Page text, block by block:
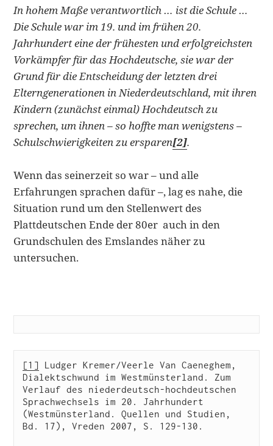
In hohem Maße verantwortlich … ist die Schule …
Die Schule war im 19. und im frühen 20.
Jahrhundert eine der frühesten und erfolgreichsten
Vorkämpfer für das Hochdeutsche, sie war der
Grund für die Entscheidung der letzten drei
Elterngenerationen in Niederdeutschland, mit ihren
Kindern (zunächst einmal) Hochdeutsch zu
sprechen, um ihnen – so hoffte man wenigstens –
Schulschwierigkeiten zu ersparen[2].
Wenn das seinerzeit so war – und alle
Erfahrungen sprachen dafür –, lag es nahe, die
Situation rund um den Stellenwert des
Plattdeutschen Ende der 80er auch in den
Grundschulen des Emslandes näher zu
untersuchen.
[1]
Ludger Kremer/Veerle Van Caeneghem,
Dialektschwund im Westmünsterland. Zum
Verlauf des niederdeutsch-hochdeutschen
Sprachwechsels im 20. Jahrhundert
(Westmünsterland. Quellen und Studien,
Bd. 17), Vreden 2007, S. 129-130.